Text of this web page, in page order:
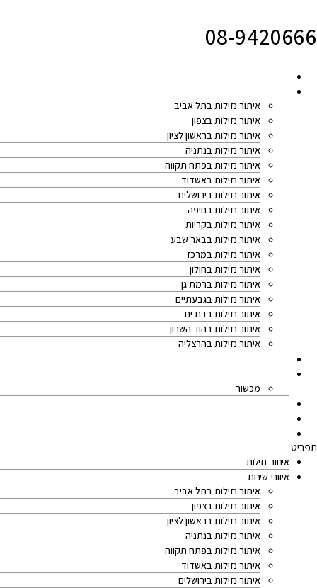
08-9420666
איתור נזילות בתל אביב
איתור נזילות בצפון
איתור נזילות בראשון לציון
איתור נזילות בנתניה
איתור נזילות בפתח תקווה
איתור נזילות באשדוד
איתור נזילות בירושלים
איתור נזילות בחיפה
איתור נזילות בקריות
איתור נזילות בבאר שבע
איתור נזילות במרכז
איתור נזילות בחולון
איתור נזילות ברמת גן
איתור נזילות בגבעתיים
איתור נזילות בבת ים
איתור נזילות בהוד השרון
איתור נזילות בהרצליה
מכשור
תפריט
איתור נזילות
איזורי שירות
איתור נזילות בתל אביב
איתור נזילות בצפון
איתור נזילות בראשון לציון
איתור נזילות בנתניה
איתור נזילות בפתח תקווה
איתור נזילות באשדוד
איתור נזילות בירושלים